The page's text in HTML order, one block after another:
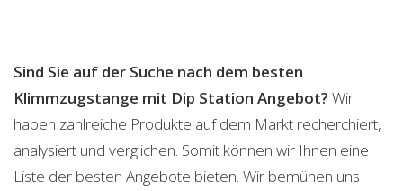
Sind Sie auf der Suche nach dem besten
Klimmzugstange mit Dip Station Angebot? Wir
haben zahlreiche Produkte auf dem Markt recherchiert,
analysiert und verglichen. Somit können wir Ihnen eine
Liste der besten Angebote bieten. Wir bemühen uns